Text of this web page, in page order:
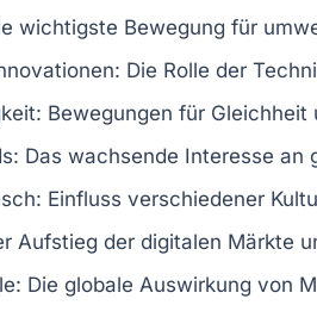
wichtigste Bewegung für
: Die Rolle der
: Bewegungen für
: Das wachsende Interesse an
: Einfluss verschiedener
Aufstieg der digitalen Märkte
: Die globale Auswirkung von